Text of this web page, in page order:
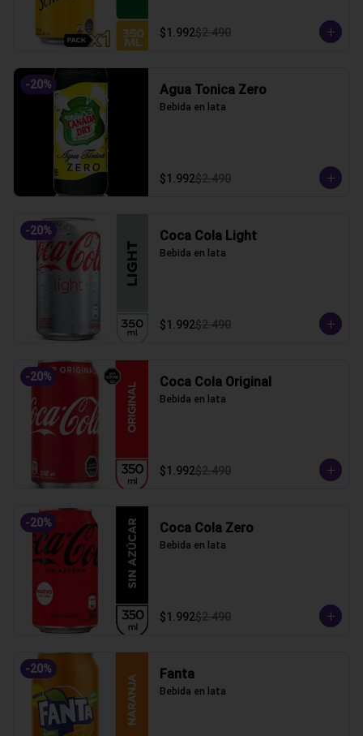
$1.992$2.490
-20% Agua Tonica Zero
Bebida en lata
$1.992$2.490
-20% Coca Cola Light
Bebida en lata
$1.992$2.490
-20% Coca Cola Original
Bebida en lata
$1.992$2.490
-20% Coca Cola Zero
Bebida en lata
$1.992$2.490
-20% Fanta
Bebida en lata